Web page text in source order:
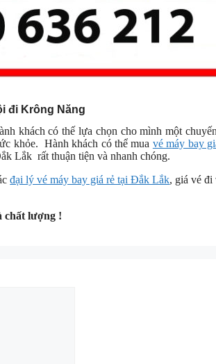
đi Krông Năng
khách có thế lựa chọn cho mình một
khỏe. Hành khách có thể mua vé máy bay
Lắk rất thuận tiện và nhanh chóng.
đại lý vé máy bay giá rẻ tại Đắk Lắk, giá vé đi
chất lượng !